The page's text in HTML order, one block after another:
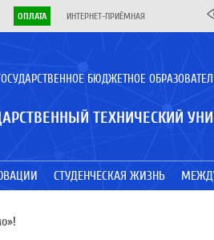
ОПЛАТА ИНТЕРНЕТ-ПРИЁМНАЯ
БЮДЖЕТНОЕ
ТЕХНИЧЕСКИЙ
СТУДЕНЧЕСКАЯ ЖИЗНЬ